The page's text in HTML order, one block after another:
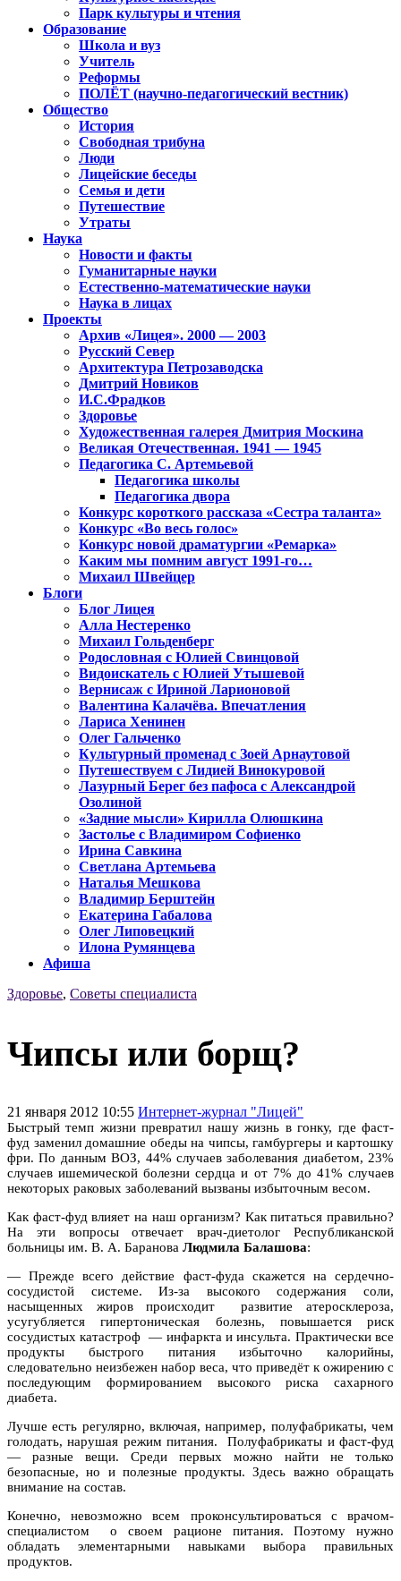
Парк культуры и чтения
Образование
Школа и вуз
Учитель
Реформы
ПОЛЁТ (научно-педагогический вестник)
Общество
История
Свободная трибуна
Люди
Лицейские беседы
Семья и дети
Путешествие
Утраты
Наука
Новости и факты
Гуманитарные науки
Естественно-математические науки
Наука в лицах
Проекты
Архив «Лицея». 2000 — 2003
Русский Север
Архитектура Петрозаводска
Дмитрий Новиков
И.С.Фрадков
Здоровье
Художественная галерея Дмитрия Москина
Великая Отечественная. 1941 — 1945
Педагогика С. Артемьевой
Педагогика школы
Педагогика двора
Конкурс короткого рассказа «Сестра таланта»
Конкурс «Во весь голос»
Конкурс новой драматургии «Ремарка»
Каким мы помним август 1991-го…
Михаил Швейцер
Блоги
Блог Лицея
Алла Нестеренко
Михаил Гольденберг
Родословная с Юлией Свинцовой
Видоискатель с Юлией Утышевой
Вернисаж с Ириной Ларионовой
Валентина Калачёва. Впечатления
Лариса Хенинен
Олег Гальченко
Культурный променад с Зоей Арнаутовой
Путешествуем с Лидией Винокуровой
Лазурный Берег без пафоса с Александрой
Озолиной
«Задние мысли» Кирилла Олюшкина
Застолье с Владимиром Софиенко
Ирина Савкина
Светлана Артемьева
Наталья Мешкова
Владимир Берштейн
Екатерина Габалова
Олег Липовецкий
Илона Румянцева
Афиша
Здоровье, Советы специалиста
Чипсы или борщ?
21 января 2012 10:55 Интернет-журнал "Лицей"
Быстрый темп жизни превратил нашу жизнь в гонку, где фаст-
фуд заменил домашние обеды на чипсы, гамбургеры и картошку
фри. По данным ВОЗ, 44% случаев заболевания диабетом, 23%
случаев ишемической болезни сердца и от 7% до 41% случаев
некоторых раковых заболеваний вызваны избыточным весом.
Как фаст-фуд влияет на наш организм? Как питаться правильно?
На эти вопросы отвечает врач-диетолог Республиканской
больницы им. В. А. Баранова Людмила Балашова:
— Прежде всего действие фаст-фуда скажется на сердечно-
сосудистой системе. Из-за высокого содержания соли,
насыщенных жиров происходит развитие атеросклероза,
усугубляется гипертоническая болезнь, повышается риск
сосудистых катастроф — инфаркта и инсульта. Практически все
продукты быстрого питания избыточно калорийны,
следовательно неизбежен набор веса, что приведёт к ожирению с
последующим формированием высокого риска сахарного
диабета.
Лучше есть регулярно, включая, например, полуфабрикаты, чем
голодать, нарушая режим питания. Полуфабрикаты и фаст-фуд
— разные вещи. Среди первых можно найти не только
безопасные, но и полезные продукты. Здесь важно обращать
внимание на состав.
Конечно, невозможно всем проконсультироваться с врачом-
специалистом о своем рационе питания. Поэтому нужно
обладать элементарными навыками выбора правильных
продуктов.